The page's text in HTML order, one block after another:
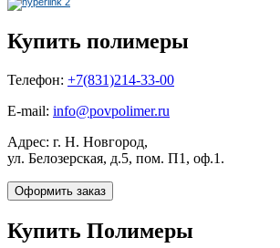
Купить полимеры
Телефон: +7(831)214-33-00
E-mail: info@povpolimer.ru
Адрес: г. Н. Новгород,
ул. Белозерская, д.5, пом. П1, оф.1.
Оформить заказ
Купить Полимеры